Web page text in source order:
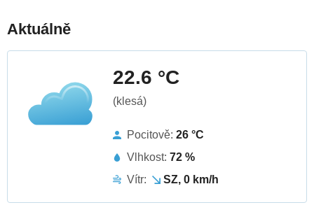
Aktuálně
22.6 °C
(klesá)
Pocitově: 26 °C
Vlhkost: 72 %
Vítr:
SZ, 0 km/h